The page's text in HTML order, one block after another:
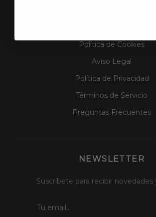
Política de Cookies
Aviso Legal
Política de Privacidad
Términos de Servicio
Preguntas Frecuentes
NEWSLETTER
Suscríbete para recibir novedades